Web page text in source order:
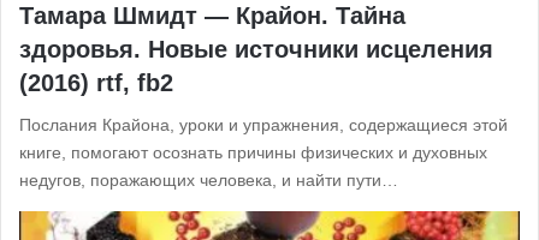
Тамара Шмидт — Крайон. Тайна
здоровья. Новые источники исцеления
(2016) rtf, fb2
Послания Крайона, уроки и упражнения, содержащиеся этой
книге, помогают осознать причины физических и духовных
недугов, поражающих человека, и найти пути…